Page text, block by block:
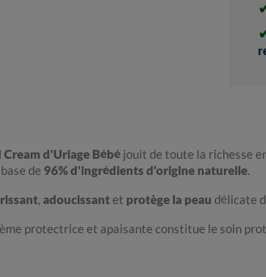
Cream d'Uriage Bébé jouit de toute la richesse
de 96% d'ingrédients d'origine naturelle.
, adoucissantet protège la peau délicate
protectrice et apaisante constitue le soin